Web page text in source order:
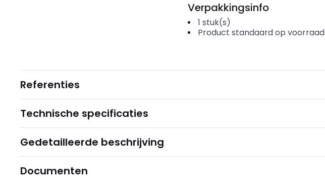
Verpakkingsinfo
1 stuk(s)
Product standaard op voorraad
Referenties
Technische specificaties
Gedetailleerde beschrijving
Documenten